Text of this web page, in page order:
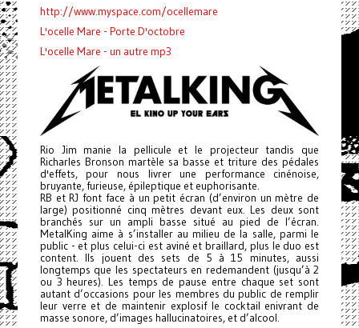
http://www.myspace.com/ocellemare
L'ocelle Mare - Porte D'octobre
L'ocelle Mare - un autre mp3
Rio Jim manie la pellicule et le projecteur tandis que
Richarles Bronson martèle sa basse et triture des pédales
d'effets, pour nous livrer une performance cinénoise,
bruyante, furieuse, épileptique et euphorisante.
RB et RJ font face à un petit écran (d’environ un mètre de
large) positionné cinq mètres devant eux. Les deux sont
branchés sur un ampli basse situé au pied de l’écran.
MetalKing aime à s’installer au milieu de la salle, parmi le
public - et plus celui-ci est aviné et braillard, plus le duo est
content. Ils jouent des sets de 5 à 15 minutes, aussi
longtemps que les spectateurs en redemandent (jusqu’à 2
ou 3 heures). Les temps de pause entre chaque set sont
autant d’occasions pour les membres du public de remplir
leur verre et de maintenir explosif le cocktail enivrant de
masse sonore, d’images hallucinatoires, et d’alcool.